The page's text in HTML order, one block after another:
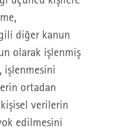
diğer kanun
olarak işlenmiş
işlenmesini
ortadan
verilerin
edilmesini